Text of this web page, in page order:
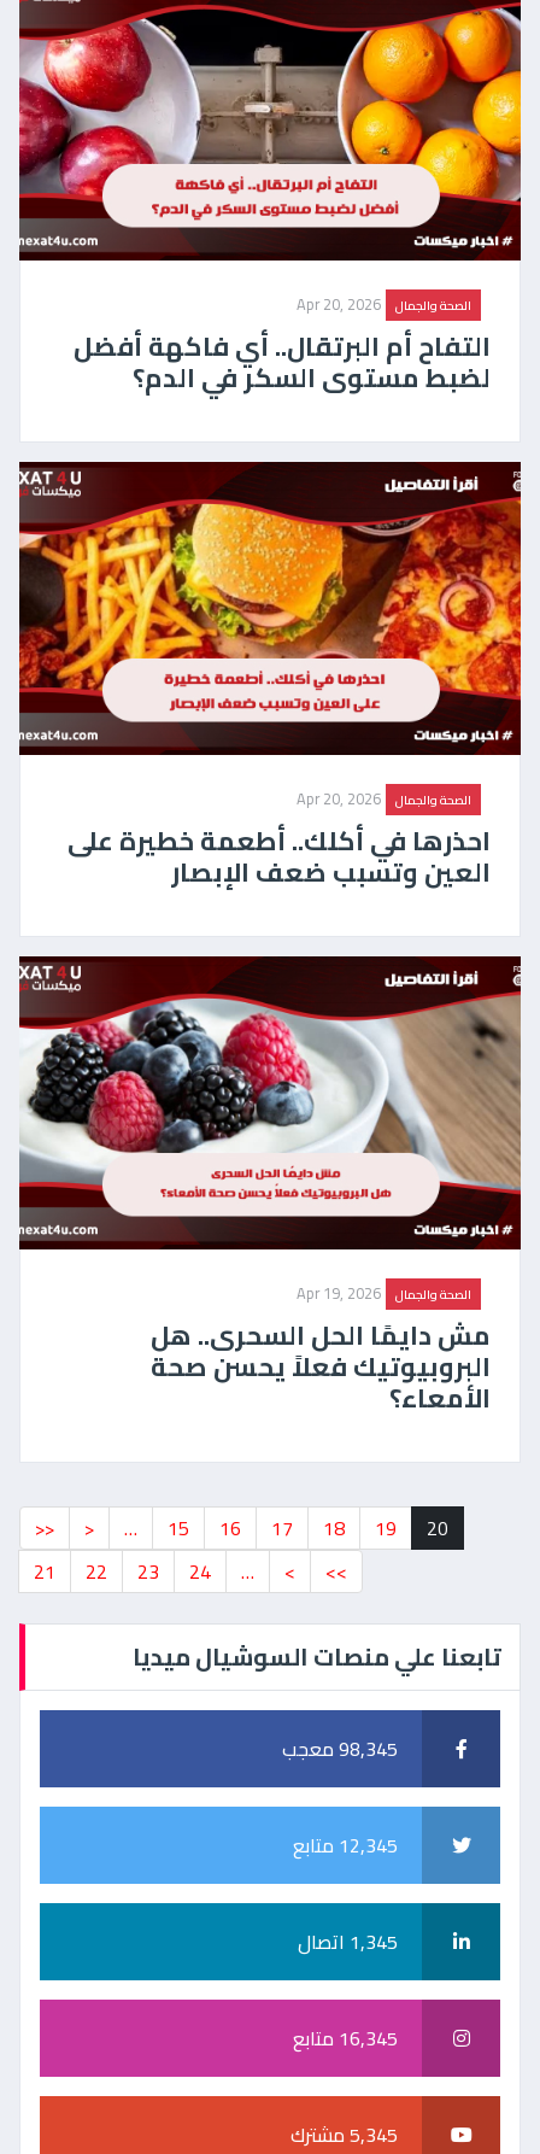
الصحة والجمال Apr 20, 2026
التفاح أم البرتقال.. أي فاكهة أفضل
لضبط مستوى السكر في الدم؟
الصحة والجمال Apr 20, 2026
احذرها في أكلك.. أطعمة خطيرة على
العين وتسبب ضعف الإبصار
الصحة والجمال Apr 19, 2026
مش دايمًا الحل السحرى.. هل
البروبيوتيك فعلاً يحسن صحة
الأمعاء؟
<< < … 15 16 17 18 19
20
21
22 23 24 … > >>
تابعنا علي منصات السوشيال ميديا
98,345 معجب
12,345 متابع
1,345 اتصال
16,345 متابع
5,345 مشترك